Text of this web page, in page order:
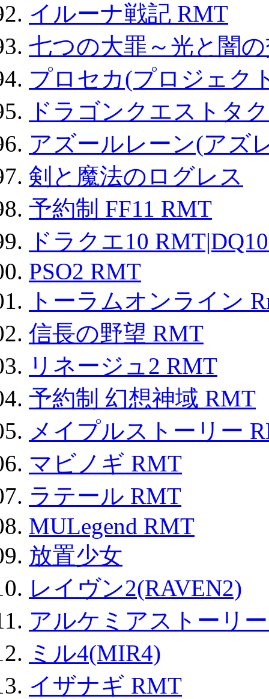
イルーナ戦記 RMT
七つの大罪～光と闇
プロセカ(プロジェク
ドラゴンクエストタ
アズールレーン(アズ
剣と魔法のログレス
予約制 FF11 RMT
ドラクエ10
PSO2 RMT
トーラムオンライン
信長の野望 RMT
リネージュ2 RMT
予約制 幻想神域 RMT
メイプルストーリー
マビノギ RMT
ラテール RMT
MULegend RMT
放置少女
レイヴン2(RAVEN2)
アルケミアストーリ
ミル4(MIR4)
イザナギ RMT